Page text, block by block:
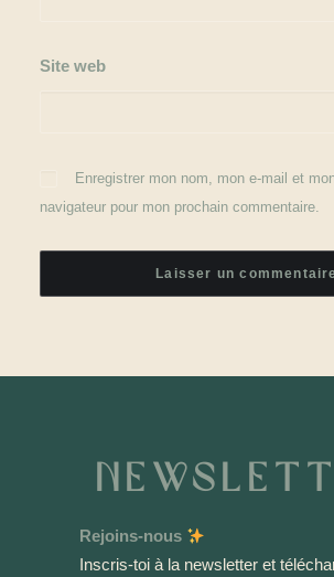
Site web
Enregistrer mon nom, mon e-mail et
navigateur pour mon prochain commentaire.
Rejoins-nous
Inscris-toi à la newsletter et